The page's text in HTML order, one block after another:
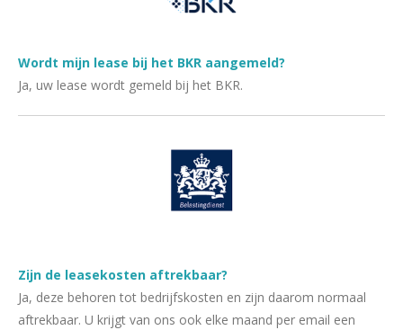
Wordt mijn lease bij het BKR aangemeld?
Ja, uw lease wordt gemeld bij het BKR.
Zijn de leasekosten aftrekbaar?
Ja, deze behoren tot bedrijfskosten en zijn daarom normaal
aftrekbaar. U krijgt van ons ook elke maand per email een